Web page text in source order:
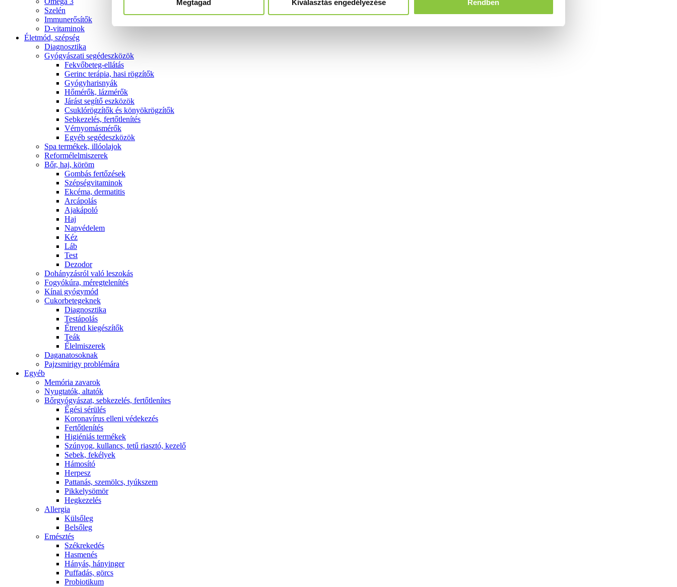
Megtagad Kiválasztás engedélyezése Rendben
Szelén
Immunerősítők
D-vitaminok
Életmód, szépség
Diagnosztika
Gyógyászati segédeszközök
Fekvőbeteg-ellátás
Gerinc terápia, hasi rögzítők
Gyógyharisnyák
Hőmérők, lázmérők
Járást segítő eszközök
Csuklórögzítők és könyökrögzítők
Sebkezelés, fertőtlenítés
Vérnyomásmérők
Egyéb segédeszközök
Spa termékek, illóolajok
Reformélelmiszerek
Bőr, haj, köröm
Gombás fertőzések
Szépségvitaminok
Ekcéma, dermatitis
Arcápolás
Ajakápoló
Haj
Napvédelem
Kéz
Láb
Test
Dezodor
Dohányzásról való leszokás
Fogyókúra, méregtelenítés
Kínai gyógymód
Cukorbetegeknek
Diagnosztika
Testápolás
É́trend kiegészítők
Teák
É́lelmiszerek
Daganatosoknak
Pajzsmirigy problémára
Egyéb
Memória zavarok
Nyugtatók, altatók
Bőrgyógyászat, sebkezelés, fertőtlenítes
É́gési sérülés
Koronavírus elleni védekezés
Fertőtlenítés
Higiéniás termékek
Szúnyog, kullancs, tetű riasztó, kezelő
Sebek, fekélyek
Hámosító
Herpesz
Pattanás, szemölcs, tyúkszem
Pikkelysömör
Hegkezelés
Allergia
Külsőleg
Belsőleg
Emésztés
Székrekedés
Hasmenés
Hányás, hányinger
Puffadás, görcs
Probiotikum